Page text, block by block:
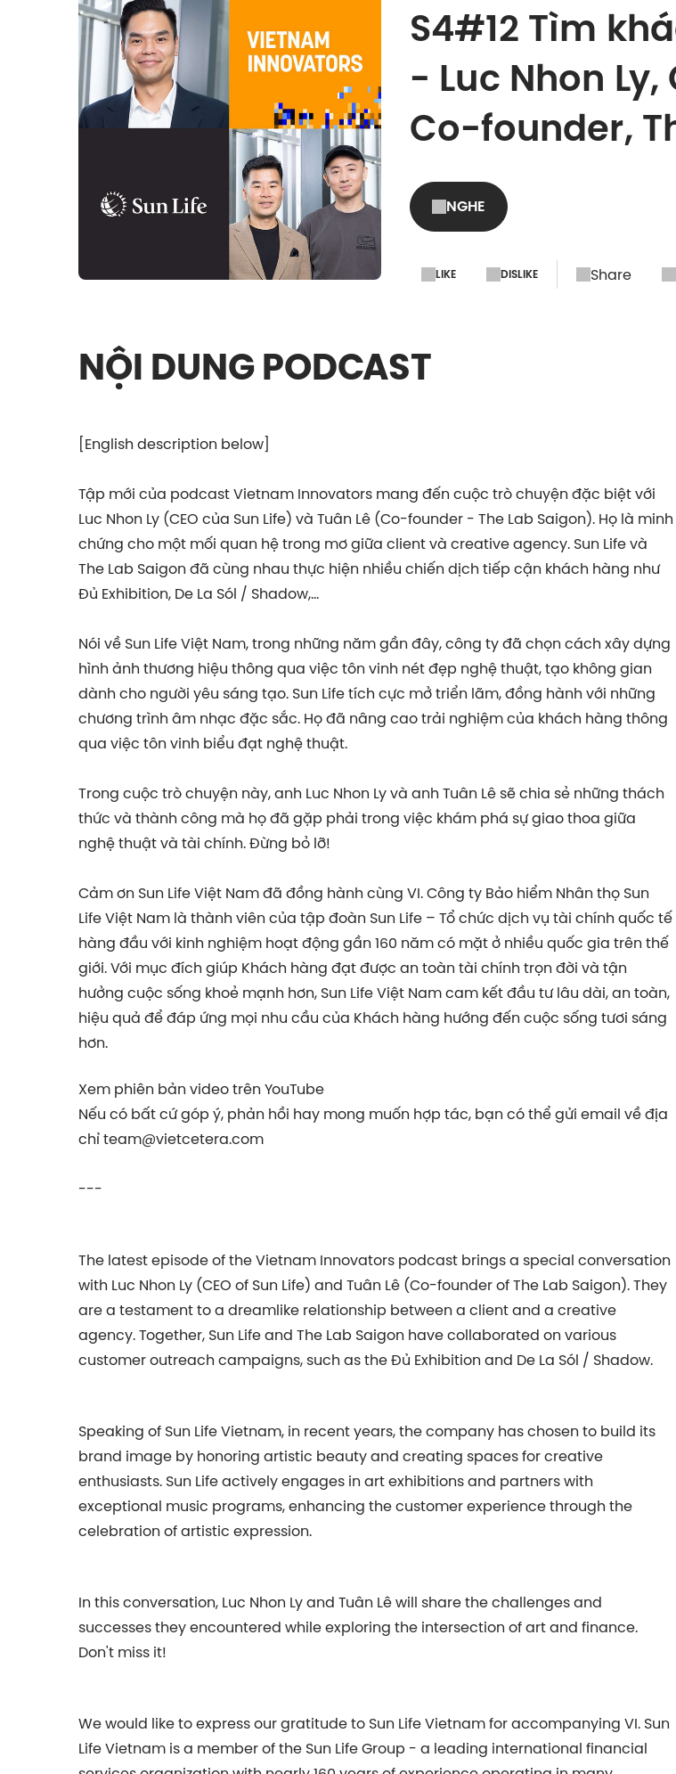
S4#12 Tìm
- Luc Nhon Ly,
Co-founder,
NGHE
LIKE DISLIKE Share
NỘI DUNG PODCAST
[English description below]
Tập mới của podcast Vietnam Innovators mang đến cuộc trò chuyện đặc biệt với
Luc Nhon Ly (CEO của Sun Life) và Tuân Lê (Co-founder - The Lab Saigon). Họ là minh
chứng cho một mối quan hệ trong mơ giữa client và creative agency. Sun Life và
The Lab Saigon đã cùng nhau thực hiện nhiều chiến dịch tiếp cận khách hàng như
Đủ Exhibition, De La Sól / Shadow,…
Nói về Sun Life Việt Nam, trong những năm gần đây, công ty đã chọn cách xây dựng
hình ảnh thương hiệu thông qua việc tôn vinh nét đẹp nghệ thuật, tạo không gian
dành cho người yêu sáng tạo. Sun Life tích cực mở triển lãm, đồng hành với những
chương trình âm nhạc đặc sắc. Họ đã nâng cao trải nghiệm của khách hàng thông
qua việc tôn vinh biểu đạt nghệ thuật.
Trong cuộc trò chuyện này, anh Luc Nhon Ly và anh Tuân Lê sẽ chia sẻ những thách
thức và thành công mà họ đã gặp phải trong việc khám phá sự giao thoa giữa
nghệ thuật và tài chính. Đừng bỏ lỡ!
Cảm ơn Sun Life Việt Nam đã đồng hành cùng VI. Công ty Bảo hiểm Nhân thọ Sun
Life Việt Nam là thành viên của tập đoàn Sun Life – Tổ chức dịch vụ tài chính quốc tế
hàng đầu với kinh nghiệm hoạt động gần 160 năm có mặt ở nhiều quốc gia trên thế
giới. Với mục đích giúp Khách hàng đạt được an toàn tài chính trọn đời và tận
hưởng cuộc sống khoẻ mạnh hơn, Sun Life Việt Nam cam kết đầu tư lâu dài, an toàn,
hiệu quả để đáp ứng mọi nhu cầu của Khách hàng hướng đến cuộc sống tươi sáng
hơn.
Xem phiên bản video trên YouTube
Nếu có bất cứ góp ý, phản hồi hay mong muốn hợp tác, bạn có thể gửi email về địa
chỉteam@vietcetera.com
---
The latest episode of the Vietnam Innovators podcast brings a special conversation
with Luc Nhon Ly (CEO of Sun Life) and Tuân Lê (Co-founder of The Lab Saigon). They
are a testament to a dreamlike relationship between a client and a creative
agency. Together, Sun Life and The Lab Saigon have collaborated on various
customer outreach campaigns, such as the Đủ Exhibition and De La Sól / Shadow.
Speaking of Sun Life Vietnam, in recent years, the company has chosen to build its
brand image by honoring artistic beauty and creating spaces for creative
enthusiasts. Sun Life actively engages in art exhibitions and partners with
exceptional music programs, enhancing the customer experience through the
celebration of artistic expression.
In this conversation, Luc Nhon Ly and Tuân Lê will share the challenges and
successes they encountered while exploring the intersection of art and finance.
Don't miss it!
We would like to express our gratitude to Sun Life Vietnam for accompanying VI. Sun
Life Vietnam is a member of the Sun Life Group - a leading international financial